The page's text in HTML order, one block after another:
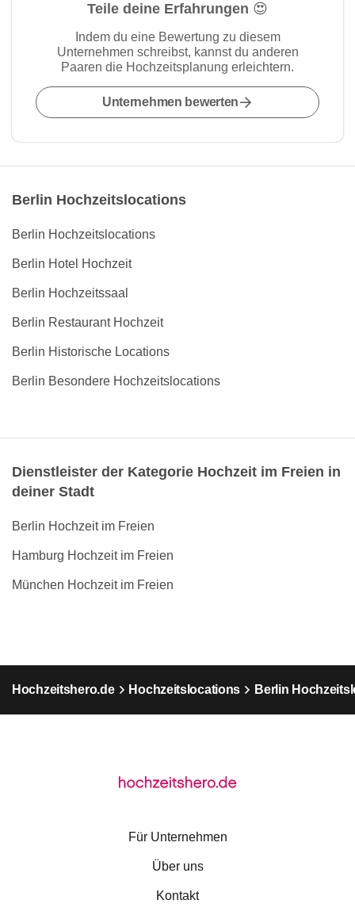
Teile deine Erfahrungen 😍
Indem du eine Bewertung zu diesem
Unternehmen schreibst, kannst du anderen
Paaren die Hochzeitsplanung erleichtern.
Unternehmen bewerten
Berlin Hochzeitslocations
Berlin Hochzeitslocations
Berlin Hotel Hochzeit
Berlin Hochzeitssaal
Berlin Restaurant Hochzeit
Berlin Historische Locations
Berlin Besondere Hochzeitslocations
Dienstleister der Kategorie Hochzeit im Freien in
deiner Stadt
Berlin Hochzeit im Freien
Hamburg Hochzeit im Freien
München Hochzeit im Freien
Hochzeitshero.de Hochzeitslocations Berlin
Für Unternehmen
Über uns
Kontakt